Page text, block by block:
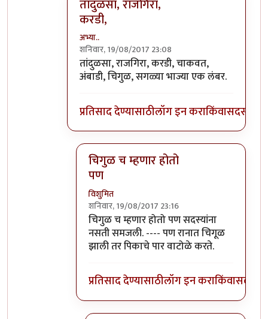
तांदुळसा, राजगिरा,
करडी,
अभ्या..
शनिवार, 19/08/2017 23:08
In reply toही एक लिंक सापडली. ह्यात
तांदुळसा, राजगिरा, करडी, चाकवत,
अंबाडी, चिगुळ, सगळ्या भाज्या एक लंबर.
प्रतिसाद देण्यासाठीलॉग इन कराकिंवासदस्य व्हा
चिगुळ च म्हणार होतो
पण
विशुमित
शनिवार, 19/08/2017 23:16
In reply toतांदुळसा, राजगिरा, करडी,
चिगुळ च म्हणार होतो पण सदस्यांना
नसती समजली. ---- पण रानात चिगूळ
झाली तर पिकाचे पार वाटोळे करते.
प्रतिसाद देण्यासाठीलॉग इन कराकिंवासदस्य